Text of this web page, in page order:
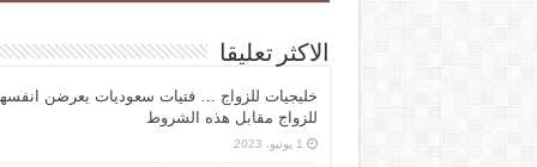
الاكثر تعليقا
خليجيات للزواج … فتيات سعوديات يعرضن
للزواج مقابل هذه الشروط
1 يونيو، 2023